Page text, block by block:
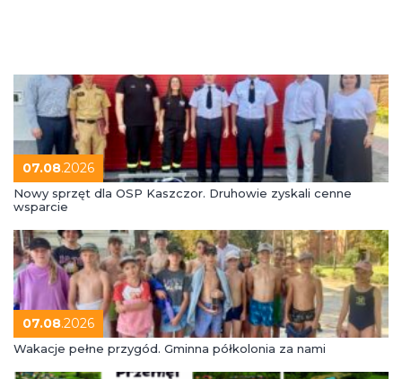
07.08.2026
Nowy sprzęt dla OSP Kaszczor. Druhowie zyskali cenne
wsparcie
07.08.2026
Wakacje pełne przygód. Gminna półkolonia za nami